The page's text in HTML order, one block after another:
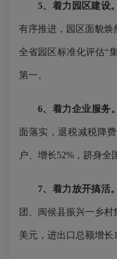
5、着力园区建设。
有序推进，园区面貌焕
全省园区标准化评估“
第一。
6、着力企业服务。
面落实，退税减税降
户、增长52%，跻身全
7、着力放开搞活。
团、闽侯县振兴一乡
美元，进出口总额增长